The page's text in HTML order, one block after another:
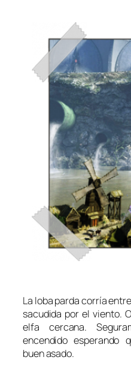
La loba parda corría
sacudida por el viento.
elfa cercana.
encendido esperando
buen asado.